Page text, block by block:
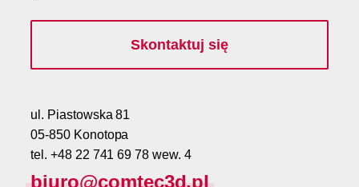
Skontaktuj się
ul. Piastowska 81
05-850 Konotopa
tel. +48 22 741 69 78 wew. 4
biuro@comtec3d.pl